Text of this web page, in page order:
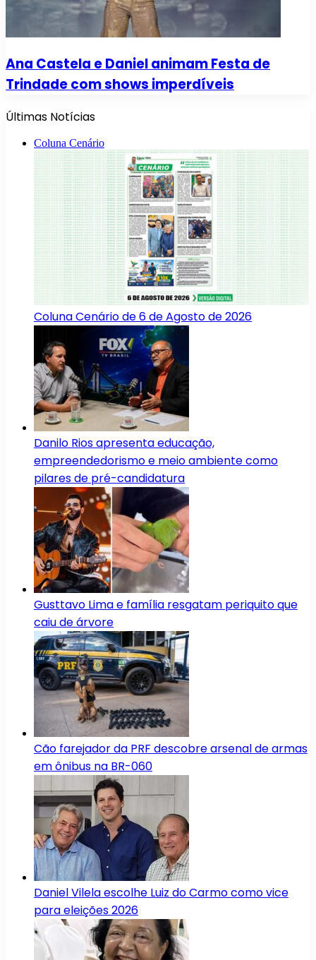
Ana Castela e Daniel animam Festa de
Trindade com shows imperdíveis
Últimas Notícias
Coluna Cenário
Coluna Cenário de 6 de Agosto de 2026
Danilo Rios apresenta educação,
empreendedorismo e meio ambiente como
pilares de pré-candidatura
Gusttavo Lima e família resgatam periquito que
caiu de árvore
Cão farejador da PRF descobre arsenal de armas
em ônibus na BR-060
Daniel Vilela escolhe Luiz do Carmo como vice
para eleições 2026